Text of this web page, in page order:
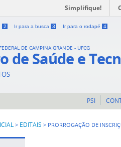
Simplifique!
2 Ir para a busca 3 Ir para o rodapé 4
DE CAMPINA GRANDE - UFCG
de Saúde e
PSI
> EDITAIS > PRORROGAÇÃO DE